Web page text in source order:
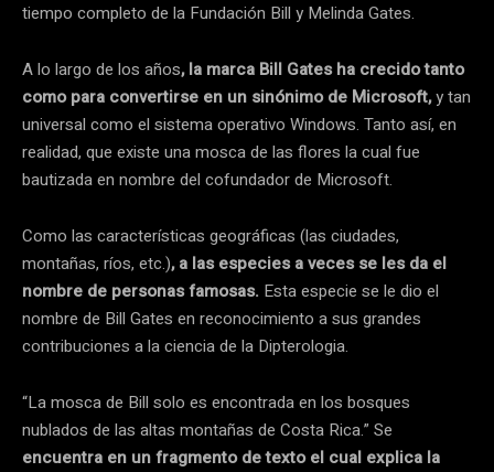
tiempo completo de la Fundación Bill y Melinda Gates.
A lo largo de los años, la marca Bill Gates ha crecido tanto
como para convertirse en un sinónimo de Microsoft,y tan
universal como el sistema operativo Windows. Tanto así, en
realidad, que existe una mosca de las flores la cual fue
bautizada en nombre del cofundador de Microsoft.
Como las características geográficas (las ciudades,
montañas, ríos, etc.), a las especies a veces se les da el
nombre de personas famosas. Esta especie se le dio el
nombre de Bill Gates en reconocimiento a sus grandes
contribuciones a la ciencia de la Dipterologia.
“La mosca de Bill solo es encontrada en los bosques
nublados de las altas montañas de Costa Rica.” Se
encuentra en un fragmento de texto el cual explica la